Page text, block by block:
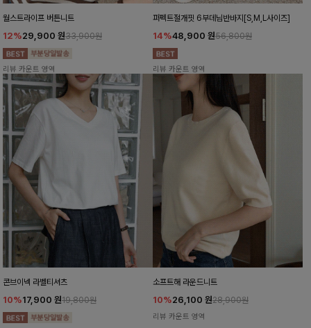
월스트라이프 버튼니트
12%29,900 원33,900원
리뷰 카운트 영역
퍼펙트절개핏 6부데님반바지[S,M,L사이즈]
14%48,900 원56,800원
리뷰 카운트 영역
콘브이넥 라벨티셔츠
10%17,900 원19,800원
소프트해 라운드니트
10%26,100 원28,900원
리뷰 카운트 영역